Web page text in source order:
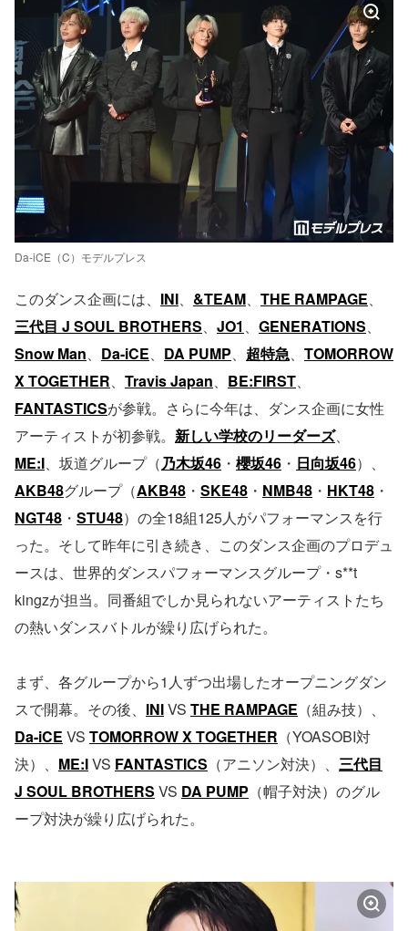
Da-iCE（C）モデルプレス
このダンス企画には、 INI、 &TEAM、 THE RAMPAGE、
三代目 J SOUL BROTHERS、 JO1 、 GENERATIONS、
Snow Man、 Da-iCE、 DA PUMP、 超特急、 TOMORROW
X TOGETHER、 Travis Japan、 BE:FIRST、
FANTASTICSが参戦。さらに今年は、ダンス企画に女性
アーティストが初参戦。 新しい学校のリーダーズ、
ME:I、坂道グループ（乃木坂46 ・ 櫻坂46 ・ 日向坂46）、
AKB48グループ（AKB48 ・ SKE48 ・ NMB48 ・ HKT48 ・
NGT48 ・ STU48）の全18組125人がパフォーマンスを行
った。そして昨年に引き続き、このダンス企画のプロデュ
ースは、世界的ダンスパフォーマンスグループ・s**t
kingzが担当。同番組でしか見られないアーティストたち
の熱いダンスバトルが繰り広げられた。
まず、各グループから1人ずつ出場したオープニングダン
スで開幕。その後、 INIVS THE RAMPAGE （組み技）、
Da-iCE VS TOMORROW X TOGETHER （YOASOBI対
決）、 ME:IVS FANTASTICS （アニソン対決）、 三代目
J SOUL BROTHERS VS DA PUMP （帽子対決）のグル
ープ対決が繰り広げられた。